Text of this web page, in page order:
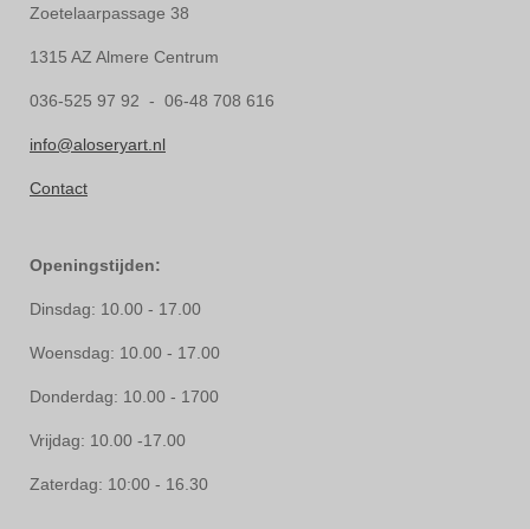
Zoetelaarpassage 38
1315 AZ Almere Centrum
036-525 97 92 - 06-48 708 616
info@aloseryart.nl
Contact
Openingstijden:
Dinsdag: 10.00 - 17.00
Woensdag: 10.00 - 17.00
Donderdag: 10.00 - 1700
Vrijdag: 10.00 -17.00
Zaterdag: 10:00 - 16.30